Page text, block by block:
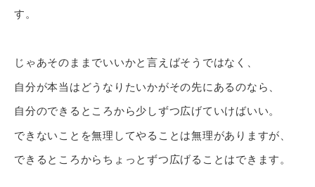
す。
じゃあそのままでいいかと言えばそうではなく、
自分が本当はどうなりたいかがその先にあるのなら、
自分のできるところから少しずつ広げていけばいい。
できないことを無理してやることは無理がありますが、
できるところからちょっとずつ広げることはできます。